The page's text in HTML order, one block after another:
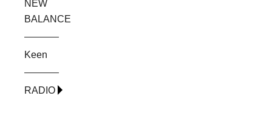
NEW
BALANCE
Keen
RADIO